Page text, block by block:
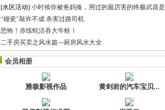
[水区活动] 小时候你被爸妈揍，用过的最厉害的终极武器是什么？
“碰瓷”敲诈不成 杀害过路司机
恐怖！赤练蛇活吞大牛蛙！
二手房买卖之风水篇---厨房风水大全
赚钱速度难超房价涨速
工厂时代，打工生涯~~~
会员相册
雅极影视作品 黄剑岩的汽车宝贝...